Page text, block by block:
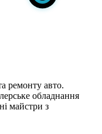
ремонту авто.
обладнання
майстри з